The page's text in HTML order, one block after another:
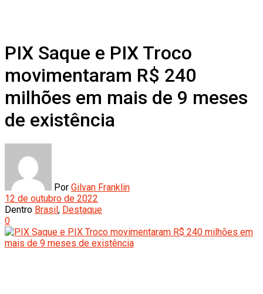
PIX Saque e PIX Troco
movimentaram R$ 240
milhões em mais de 9 meses
de existência
Por Gilvan Franklin
12 de outubro de 2022
Dentro Brasil , Destaque
0